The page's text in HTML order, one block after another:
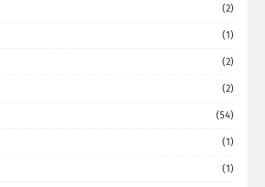
(2)
(1)
(2)
(2)
(54)
(1)
(1)